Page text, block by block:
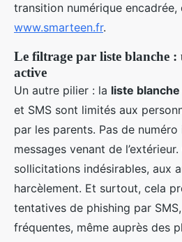
transition numérique
www.smarteen.fr.
Le filtrage par liste blanche :
active
Un autre pilier : la liste
et SMS sont limités aux
par les parents. Pas de
messages venant de
sollicitations indésirables, aux
harcèlement. Et surtout, cela
tentatives de phishing par
fréquentes, même auprès des